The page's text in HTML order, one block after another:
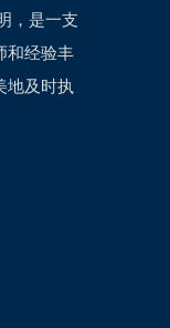
，是一支
和经验丰
地及时执